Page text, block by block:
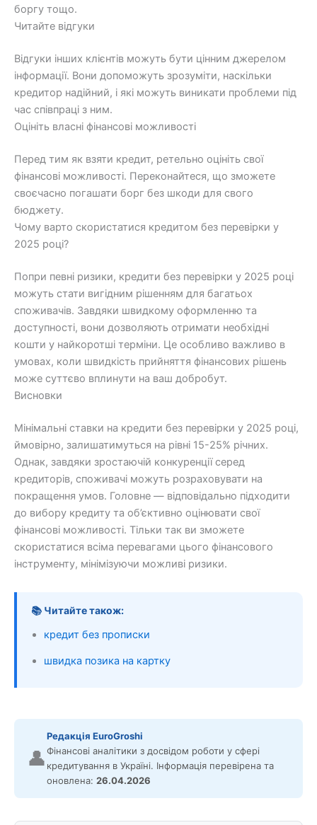
боргу тощо.
Читайте відгуки
Відгуки інших клієнтів можуть бути цінним джерелом
інформації. Вони допоможуть зрозуміти, наскільки
кредитор надійний, і які можуть виникати проблеми під
час співпраці з ним.
Оцініть власні фінансові можливості
Перед тим як взяти кредит, ретельно оцініть свої
фінансові можливості. Переконайтеся, що зможете
своєчасно погашати борг без шкоди для свого
бюджету.
Чому варто скористатися кредитом без перевірки у
2025 році?
Попри певні ризики, кредити без перевірки у 2025 році
можуть стати вигідним рішенням для багатьох
споживачів. Завдяки швидкому оформленню та
доступності, вони дозволяють отримати необхідні
кошти у найкоротші терміни. Це особливо важливо в
умовах, коли швидкість прийняття фінансових рішень
може суттєво вплинути на ваш добробут.
Висновки
Мінімальні ставки на кредити без перевірки у 2025 році,
ймовірно, залишатимуться на рівні 15-25% річних.
Однак, завдяки зростаючій конкуренції серед
кредиторів, споживачі можуть розраховувати на
покращення умов. Головне — відповідально підходити
до вибору кредиту та об’єктивно оцінювати свої
фінансові можливості. Тільки так ви зможете
скористатися всіма перевагами цього фінансового
інструменту, мінімізуючи можливі ризики.
📚 Читайте також:
кредит без прописки
швидка позика на картку
👤
Редакція EuroGroshi
Фінансові аналітики з досвідом роботи у сфері
кредитування в Україні. Інформація перевірена та
оновлена: 26.04.2026